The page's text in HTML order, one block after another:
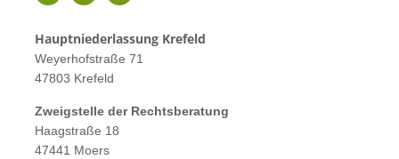
Hauptniederlassung Krefeld
Weyerhofstraße 71
47803 Krefeld
Zweigstelle der Rechtsberatung
Haagstraße 18
47441 Moers